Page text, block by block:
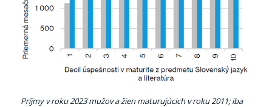
Príjmy v roku 2023 mužov a žien maturujúcich v roku 2011; iba